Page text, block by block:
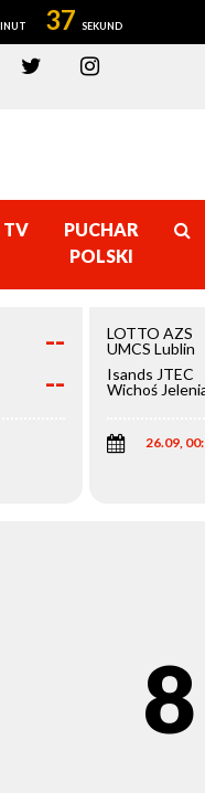
36
TV
PUCHAR
POLSKI
--
--
LOTTO AZS
UMCS Lublin
Isands JTEC
Wichoś
26.09,
8